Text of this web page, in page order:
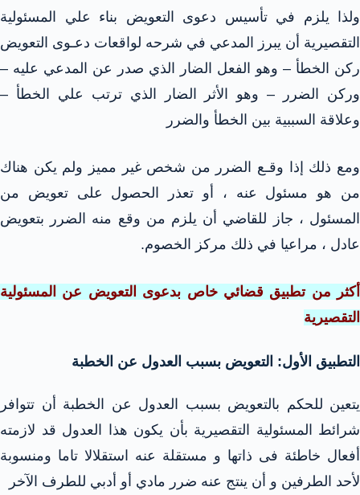
ولذا يلزم في تأسيس دعوى التعويض بناء علي المسئولية
التقصيرية أن يبرز المدعي في شرحه لواقعات دعـوى التعويض
ركن الخطأ – وهو الفعل الضار الذي صدر عن المدعي عليه –
وركن الضرر – وهو الأثر الضار الذي ترتب علي الخطأ –
وعلاقة السببية بين الخطأ والضرر
ومع ذلك إذا وقـع الضرر من شخص غير مميز ولم يكن هناك
من هو مسئول عنه ، أو تعذر الحصول على تعويض من
المسئول ، جاز للقاضي أن يلزم من وقع منه الضرر بتعويض
عادل ، مراعيا في ذلك مركز الخصوم.
أكثر من تطبيق قضائي خاص بدعوى التعويض عن المسئولية
التقصيرية
التطبيق الأول: التعويض بسبب العدول عن الخطبة
يتعين للحكم بالتعويض بسبب العدول عن الخطبة أن تتوافر
شرائط المسئولية التقصيرية بأن يكون هذا العدول قد لازمته
أفعال خاطئة فى ذاتها و مستقلة عنه استقلالا تاما ومنسوبة
لأحد الطرفين و أن ينتج عنه ضرر مادي أو أدبي للطرف الآخر